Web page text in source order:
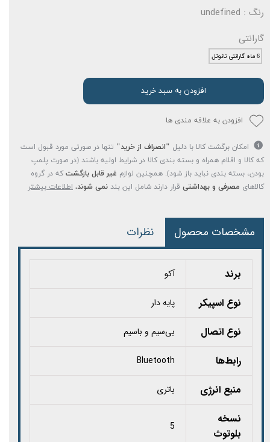
رنگ : undefined
گارانتی
6 ماه گارانتی نانوتل
افزودن به سبد خرید
افزودن به علاقه مندی ها
امکان برگشت کالا با دلیل "انصراف از خرید" تنها در صورتی مورد قبول است
که کالا و اقلام همراه و بسته بندی کالا در شرایط اولیه باشند (در صورت پلمپ
بودن، بسته بندی نباید باز شود). همچنین لوازم غیر قابل بازگشت که در گروه
کالاهای مصرفی و بهداشتی قرار دارند شامل این بند نمی شوند. اطلاعات بیشتر
مشخصات محصول نظرات
برند آکو
نوع اسپیکر پایه دار
نوع اتصال بی‌سیم و باسیم
رابط‌ها Bluetooth
منبع انرژی باتری
نسخه
بلوتوث
5